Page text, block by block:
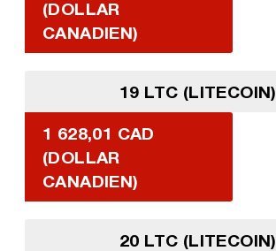
(DOLLAR
CANADIEN)
19 LTC (LITECOIN)
1 628,01 CAD
(DOLLAR
CANADIEN)
20 LTC (LITECOIN)